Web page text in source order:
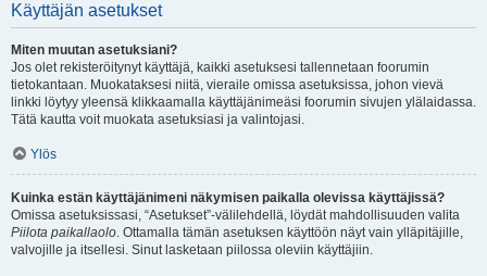
Käyttäjän asetukset
Miten muutan asetuksiani?
Jos olet rekisteröitynyt käyttäjä, kaikki asetuksesi tallennetaan foorumin
tietokantaan. Muokataksesi niitä, vieraile omissa asetuksissa, johon vievä
linkki löytyy yleensä klikkaamalla käyttäjänimeäsi foorumin sivujen ylälaidassa.
Tätä kautta voit muokata asetuksiasi ja valintojasi.
Ylös
Kuinka estän käyttäjänimeni näkymisen paikalla olevissa käyttäjissä?
Omissa asetuksissasi, “Asetukset”-välilehdellä, löydät mahdollisuuden valita
Piilota paikallaolo. Ottamalla tämän asetuksen käyttöön näyt vain ylläpitäjille,
valvojille ja itsellesi. Sinut lasketaan piilossa oleviin käyttäjiin.